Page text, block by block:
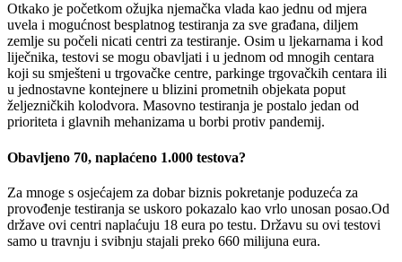
Otkako je početkom ožujka njemačka vlada kao jednu od mjera
uvela i mogućnost besplatnog testiranja za sve građana, diljem
zemlje su počeli nicati centri za testiranje. Osim u ljekarnama i kod
liječnika, testovi se mogu obavljati i u jednom od mnogih centara
koji su smješteni u trgovačke centre, parkinge trgovačkih centara ili
u jednostavne kontejnere u blizini prometnih objekata poput
željezničkih kolodvora. Masovno testiranja je postalo jedan od
prioriteta i glavnih mehanizama u borbi protiv pandemij.
Obavljeno 70, naplaćeno 1.000 testova?
Za mnoge s osjećajem za dobar biznis pokretanje poduzeća za
provođenje testiranja se uskoro pokazalo kao vrlo unosan posao.Od
države ovi centri naplaćuju 18 eura po testu. Državu su ovi testovi
samo u travnju i svibnju stajali preko 660 milijuna eura.